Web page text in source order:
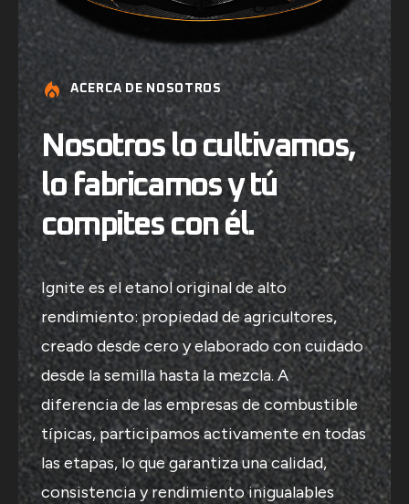
ACERCA DE NOSOTROS
Nosotros lo cultivamos,
lo fabricamos y tú
compites con él.
Ignite es el etanol original de alto
rendimiento: propiedad de agricultores,
creado desde cero y elaborado con cuidado
desde la semilla hasta la mezcla. A
diferencia de las empresas de combustible
típicas, participamos activamente en todas
las etapas, lo que garantiza una calidad,
consistencia y rendimiento inigualables